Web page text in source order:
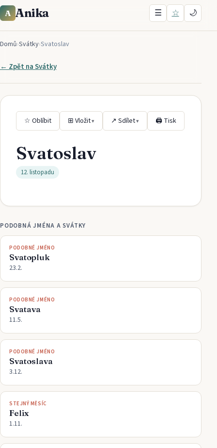
A Anika ☰ ☆ 🌙
Domů›Svátky›Svatoslav
← Zpět naSvátky
☆ Oblíbit ⊞ Vložit▾ ↗ Sdílet▾ 🖨 Tisk
Svatoslav
12. listopadu
PODOBNÁ JMÉNA A SVÁTKY
PODOBNÉ JMÉNO
Svatopluk
23.2.
PODOBNÉ JMÉNO
Svatava
11.5.
PODOBNÉ JMÉNO
Svatoslava
3.12.
STEJNÝ MĚSÍC
Felix
1.11.